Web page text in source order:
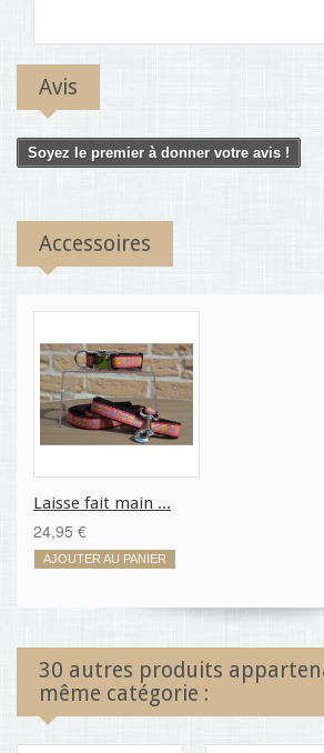
Avis
Soyez le premier à donner votre avis !
Accessoires
Laisse fait main ...
24,95 €
AJOUTER AU PANIER
30 autres produits
même catégorie :